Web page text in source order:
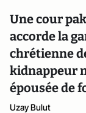
Une cour
accorde la
chrétienne
kidnappeur
épousée de
Uzay Bulut